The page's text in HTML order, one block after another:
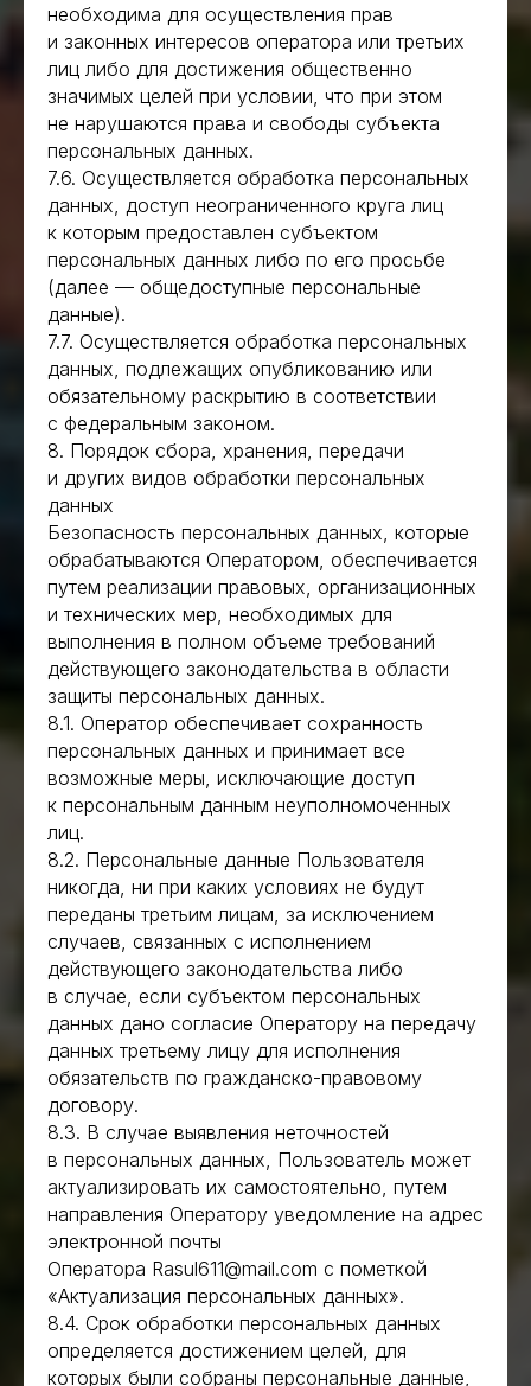
необходима для осуществления прав
и законных интересов оператора или третьих
лиц либо для достижения общественно
значимых целей при условии, что при этом
не нарушаются права и свободы субъекта
персональных данных.
7.6. Осуществляется обработка персональных
данных, доступ неограниченного круга лиц
к которым предоставлен субъектом
персональных данных либо по его просьбе
(далее — общедоступные персональные
данные).
7.7. Осуществляется обработка персональных
данных, подлежащих опубликованию или
обязательному раскрытию в соответствии
с федеральным законом.
8. Порядок сбора, хранения, передачи
и других видов обработки персональных
данных
Безопасность персональных данных, которые
обрабатываются Оператором, обеспечивается
путем реализации правовых, организационных
и технических мер, необходимых для
выполнения в полном объеме требований
действующего законодательства в области
защиты персональных данных.
8.1. Оператор обеспечивает сохранность
персональных данных и принимает все
возможные меры, исключающие доступ
к персональным данным неуполномоченных
лиц.
8.2. Персональные данные Пользователя
никогда, ни при каких условиях не будут
переданы третьим лицам, за исключением
случаев, связанных с исполнением
действующего законодательства либо
в случае, если субъектом персональных
данных дано согласие Оператору на передачу
данных третьему лицу для исполнения
обязательств по гражданско-правовому
договору.
8.3. В случае выявления неточностей
в персональных данных, Пользователь может
актуализировать их самостоятельно, путем
направления Оператору уведомление на адрес
электронной почты
Оператора Rasul611@mail.com с пометкой
«Актуализация персональных данных».
8.4. Срок обработки персональных данных
определяется достижением целей, для
которых были собраны персональные данные,
Architec
8 906 999-61-99
Rasul611@mail.ru
Ⓒ‎ 2023. ООО «АрхиТек»
г. Махачкала,ул. Абубакарова
115, Литера Б, 4й этаж, офис
by CRON
@architec_st